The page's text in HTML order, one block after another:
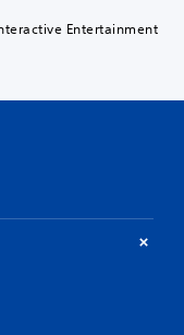
Entertainment